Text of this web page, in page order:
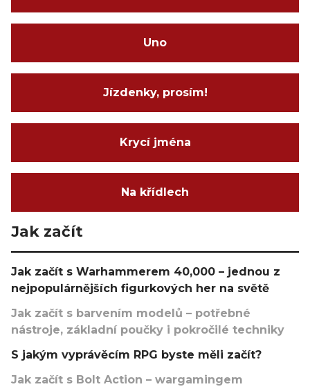
Uno
Jízdenky, prosím!
Krycí jména
Na křídlech
Jak začít
Jak začít s Warhammerem 40,000 – jednou z
nejpopulárnějších figurkových her na světě
Jak začít s barvením modelů – potřebné
nástroje, základní poučky i pokročilé techniky
S jakým vyprávěcím RPG byste měli začít?
Jak začít s Bolt Action – wargamingem